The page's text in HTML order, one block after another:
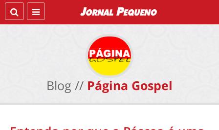
Blog // Página Gospel